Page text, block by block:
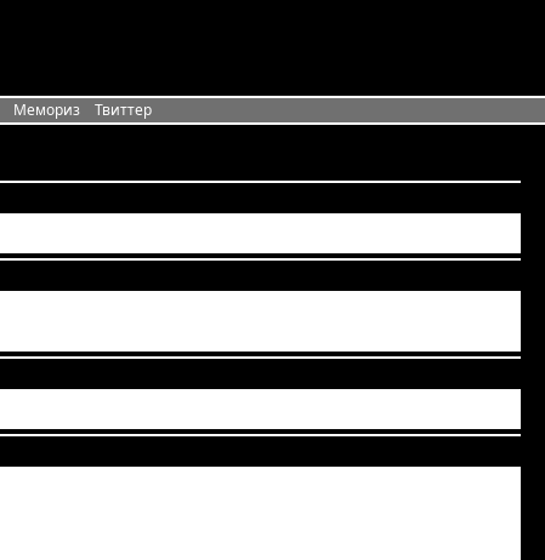
Мемориз Твиттер